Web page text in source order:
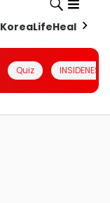
KoreaLifeHealth
Quiz INSIDENESIA